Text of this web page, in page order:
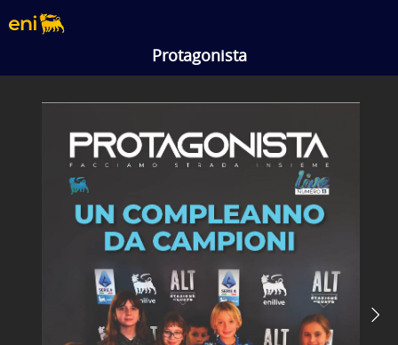
Protagonista